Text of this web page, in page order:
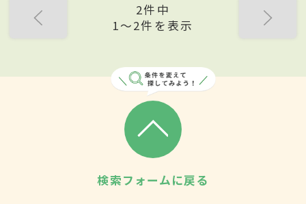
2件中
1〜2件を表示
検索フォームに戻る